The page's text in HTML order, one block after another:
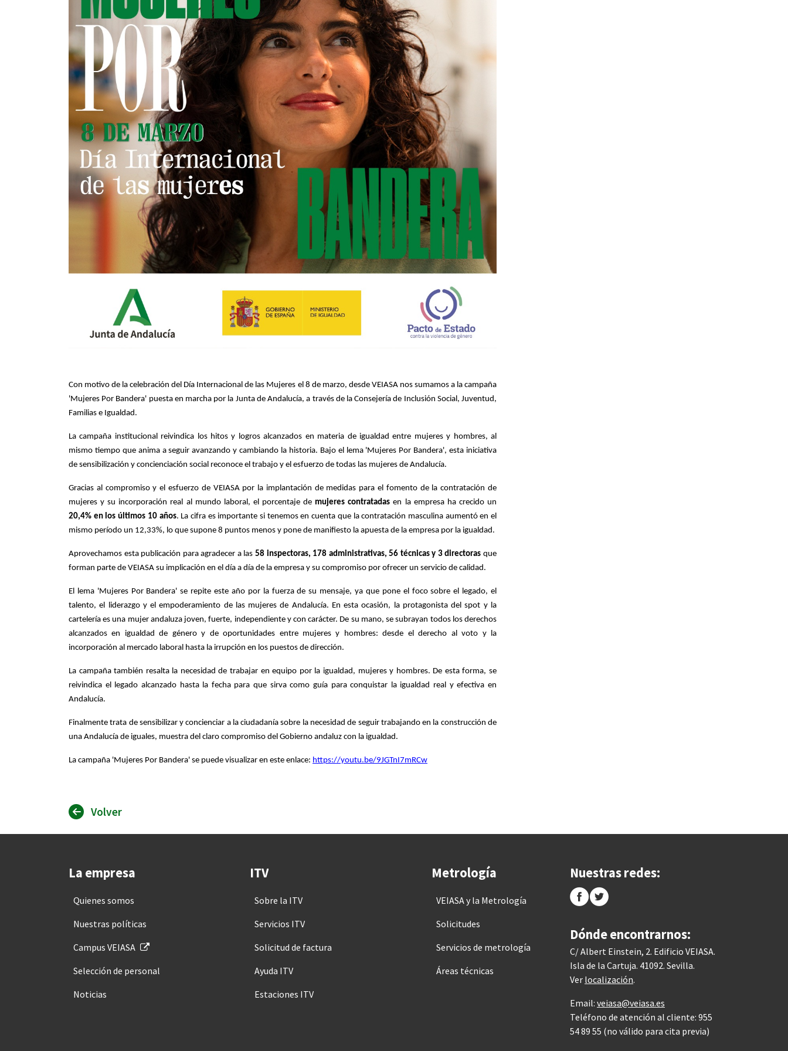
Con motivo de la celebración del Día Internacional de las Mujeres el 8 de marzo, desde VEIASA nos sumamos a la campaña
'Mujeres Por Bandera' puesta en marcha por la Junta de Andalucía, a través de la Consejería de Inclusión Social, Juventud,
Familias e Igualdad.
La campaña institucional reivindica los hitos y logros alcanzados en materia de igualdad entre mujeres y hombres, al
mismo tiempo que anima a seguir avanzando y cambiando la historia. Bajo el lema 'Mujeres Por Bandera', esta iniciativa
de sensibilización y concienciación social reconoce el trabajo y el esfuerzo de todas las mujeres de Andalucía.
Gracias al compromiso y el esfuerzo de VEIASA por la implantación de medidas para el fomento de la contratación de
mujeres y su incorporación real al mundo laboral, el porcentaje de mujeres contratadas en la empresa ha crecido un
20,4% en los últimos 10 años. La cifra es importante si tenemos en cuenta que la contratación masculina aumentó en el
mismo período un 12,33%, lo que supone 8 puntos menos y pone de manifiesto la apuesta de la empresa por la igualdad.
Aprovechamos esta publicación para agradecer a las 58 inspectoras, 178 administrativas, 56 técnicas y 3 directoras que
forman parte de VEIASA su implicación en el día a día de la empresa y su compromiso por ofrecer un servicio de calidad.
El lema 'Mujeres Por Bandera' se repite este año por la fuerza de su mensaje, ya que pone el foco sobre el legado, el
talento, el liderazgo y el empoderamiento de las mujeres de Andalucía. En esta ocasión, la protagonista del spot y la
cartelería es una mujer andaluza joven, fuerte, independiente y con carácter. De su mano, se subrayan todos los derechos
alcanzados en igualdad de género y de oportunidades entre mujeres y hombres: desde el derecho al voto y la
incorporación al mercado laboral hasta la irrupción en los puestos de dirección.
La campaña también resalta la necesidad de trabajar en equipo por la igualdad, mujeres y hombres. De esta forma, se
reivindica el legado alcanzado hasta la fecha para que sirva como guía para conquistar la igualdad real y efectiva en
Andalucía.
Finalmente trata de sensibilizar y concienciar a la ciudadanía sobre la necesidad de seguir trabajando en la construcción de
una Andalucía de iguales, muestra del claro compromiso del Gobierno andaluz con la igualdad.
La campaña 'Mujeres Por Bandera' se puede visualizar en este enlace: https://youtu.be/9JGTnI7mRCw
Volver
La empresa
Quienes somos
Nuestras políticas
Campus VEIASA
Selección de personal
Noticias
ITV
Sobre la ITV
Servicios ITV
Solicitud de factura
Ayuda ITV
Estaciones ITV
Metrología
VEIASA y la Metrología
Solicitudes
Servicios de metrología
Áreas técnicas
Nuestras redes:
Dónde encontrarnos:
C/ Albert Einstein, 2. Edificio VEIASA.
Isla de la Cartuja. 41092. Sevilla.
Ver localización.
Email: veiasa@veiasa.es
Teléfono de atención al cliente: 955
54 89 55 (no válido para cita previa)